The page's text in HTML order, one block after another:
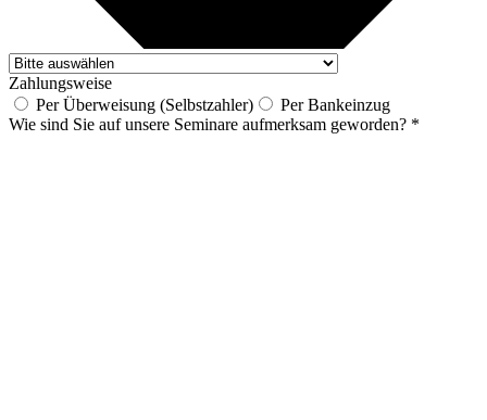
Zahlungsweise
Per Überweisung (Selbstzahler)
Per Bankeinzug
Wie sind Sie auf unsere Seminare aufmerksam geworden? *